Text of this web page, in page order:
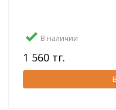
В наличии
1 560 тг.